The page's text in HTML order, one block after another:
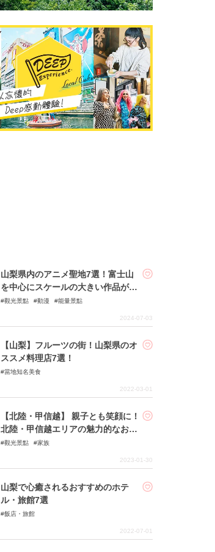
山梨県内のアニメ聖地7選！富士山
を中心にスケールの大きい作品が粒
ぞろい
觀光景點 動漫 能量景點
2024-07-03
【山梨】フルーツの街！山梨県のオ
ススメ料理店7選！
當地知名美食
2022-03-01
【北陸・甲信越】 親子とも笑顔に！
北陸・甲信越エリアの魅力的なおで
かけスポット6選
觀光景點 家族
2023-01-30
山梨で心癒されるおすすめのホテ
ル・旅館7選
飯店・旅館
2022-07-01